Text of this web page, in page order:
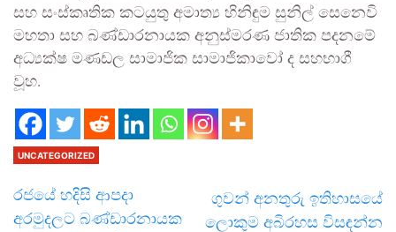
සහ සංස්කෘතික කටයුතු අමාත්‍ය හිනිඳුම සුනිල් සෙනෙවි
මහතා සහ බණ්ඩාරනායක අනුස්මරණ ජාතික පදනමේ
අධ්‍යක්ෂ මණඩල සාමාජික සාමාජිකාවෝ ද සහභාගී
වූහ.
UNCATEGORIZED
රජයේ හදිසි ආපදා
අරමුදලට බණ්ඩාරනායක
ගුවන් අනතුරු ඉතිහාසයේ
ලොකුම අබිරහස විසඳන්න